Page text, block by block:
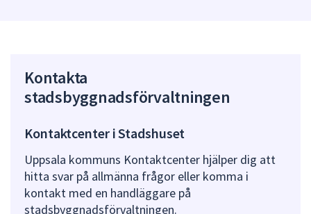
Kontakta
stadsbyggnadsförvaltningen
Kontaktcenter i Stadshuset
Uppsala kommuns Kontaktcenter hjälper dig att
hitta svar på allmänna frågor eller komma i
kontakt med en handläggare på
stadsbyggnadsförvaltningen.